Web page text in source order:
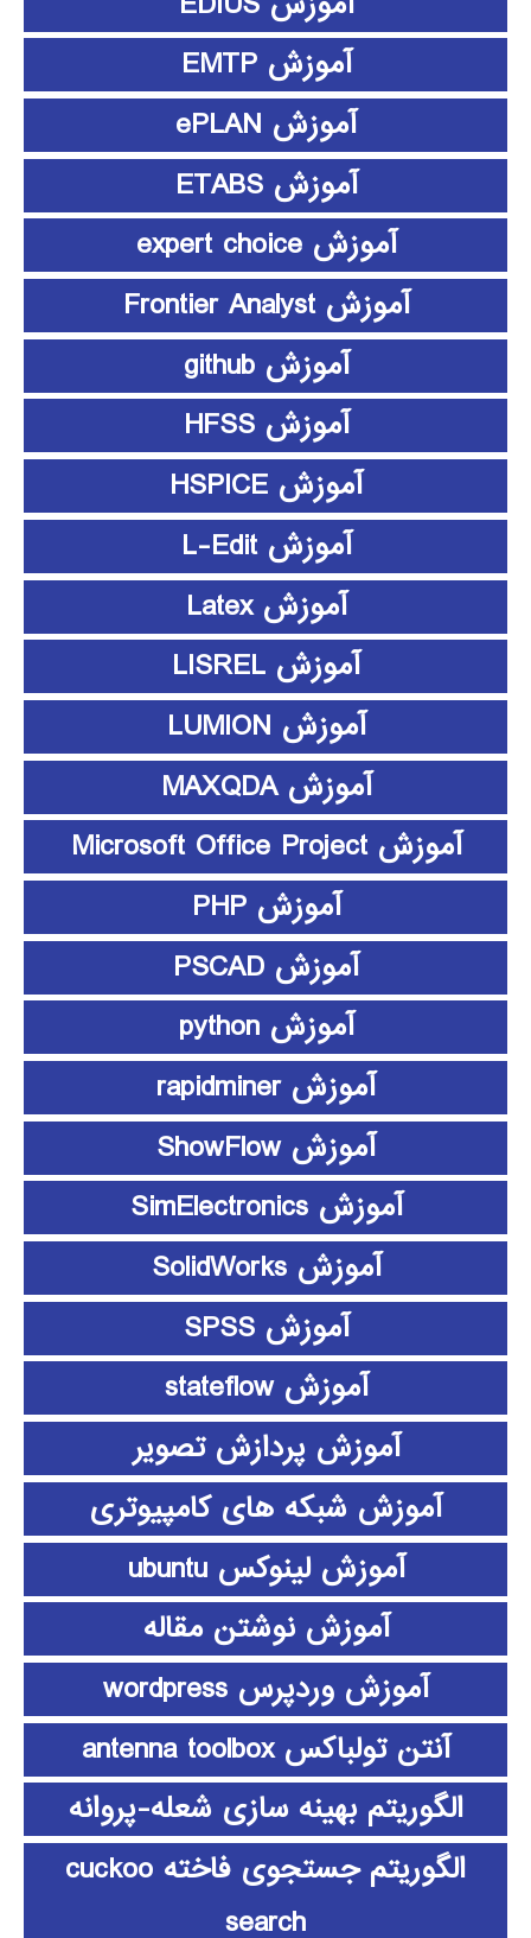
آموزش EMTP
آموزش ePLAN
آموزش ETABS
آموزش expert choice
آموزش Frontier Analyst
آموزش github
آموزش HFSS
آموزش HSPICE
آموزش L-Edit
آموزش Latex
آموزش LISREL
آموزش LUMION
آموزش MAXQDA
آموزش Microsoft Office Project
آموزش PHP
آموزش PSCAD
آموزش python
آموزش rapidminer
آموزش ShowFlow
آموزش SimElectronics
آموزش SolidWorks
آموزش SPSS
آموزش stateflow
آموزش پردازش تصویر
آموزش شبکه های کامپیوتری
آموزش لینوکس ubuntu
آموزش نوشتن مقاله
آموزش وردپرس wordpress
آنتن تولباکس antenna toolbox
الگوریتم بهینه سازی شعله-پروانه
الگوریتم جستجوی فاخته cuckoo
search